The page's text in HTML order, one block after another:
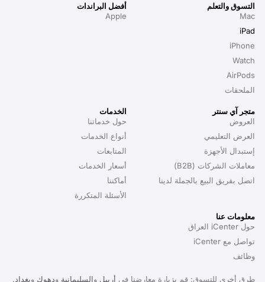
التسوق والتعلم
Mac
iPad
iPhone
Watch
AirPods
الملحقات
أفضل البراندات
Apple
متجر آي سنتر
العروض
العرض التعليمي
إستبدال الأجهزة
معاملات الشركات (B2B)
اتصل بفريق البيع بالجملة لدينا
الخدمات
حول خدماتنا
أنواع الخدمات
المتابعات
أسعار الخدمات
أماكننا
الأسئلة المتكررة
معلومات عنا
حول iCenter العراق
تواصل مع iCenter
وظائف
طرق أخرى للتسوق: قم بزيارة معارضنا في أربيل والسليمانية ودهوك وبغداد.